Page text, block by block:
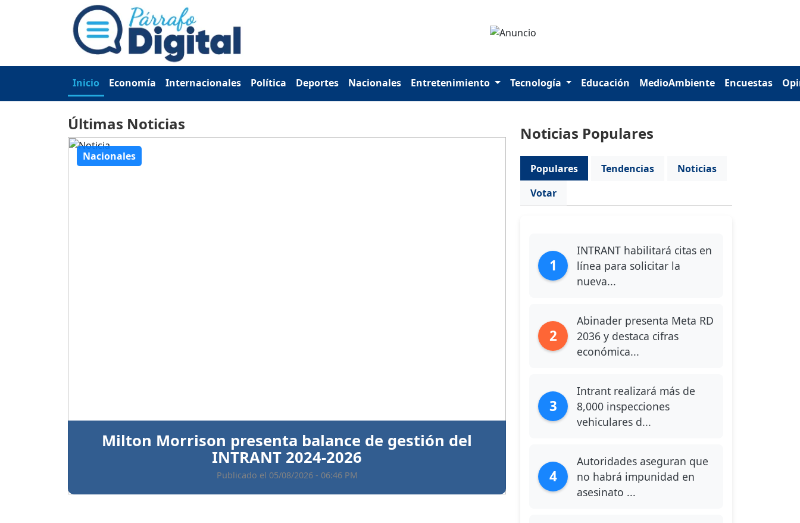
Inicio Economía Internacionales Política Deportes Nacionales Entretenimiento Tecnología Educación MedioAmbiente Encuestas
Últimas Noticias
Nacionales
Ratifican prisión preventiva a Santiago Hazim y otros
implicados en el caso Senasa
Publicado el 05/08/2026 - 06:35 PM
Noticias Populares
Populares Tendencias
Noticias
Votar
1
INTRANT habilitará citas en
línea para solicitar la
nueva...
2
Abinader presenta Meta RD
2036 y destaca cifras
económica...
3
Intrant realizará más de
8,000 inspecciones
vehiculares d...
4
Autoridades aseguran que
no habrá impunidad en
asesinato ...